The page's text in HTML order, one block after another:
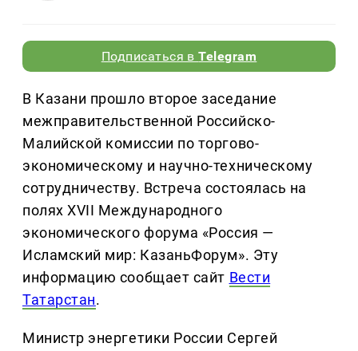
Подписаться вTelegram
В Казани прошло второе заседание
межправительственной Российско-
Малийской комиссии по торгово-
экономическому и научно-техническому
сотрудничеству. Встреча состоялась на
полях XVII Международного
экономического форума «Россия —
Исламский мир: КазаньФорум». Эту
информацию сообщает сайт Вести
Татарстан.
Министр энергетики России Сергей